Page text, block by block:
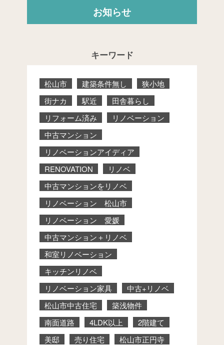
お知らせ
キーワード
松山市 建築条件無し
狭小地
街ナカ
駅近
田舎暮らし
リフォーム済み
リノベーション
中古マンション
リノベーションアイディア
RENOVATION
リノベ
中古マンションをリノベ
リノベーション 松山市
リノベーション 愛媛
中古マンション＋リノベ
和室リノベーション
キッチンリノベ
リノベーション家具
中古+リノベ
松山市中古住宅
築浅物件
南面道路
4LDK以上
2階建て
美邸
売り住宅
松山市正円寺